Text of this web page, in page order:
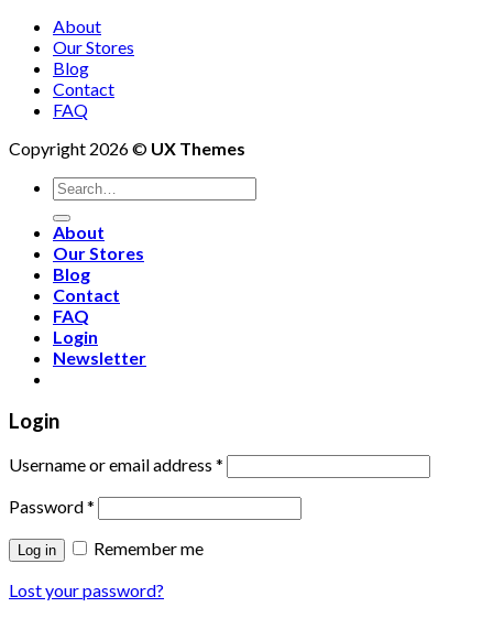
About
Our Stores
Blog
Contact
FAQ
Copyright 2026 © UX Themes
About
Our Stores
Blog
Contact
FAQ
Login
Newsletter
Login
Username or email address *
Password*
Log in
Remember me
Lost your password?